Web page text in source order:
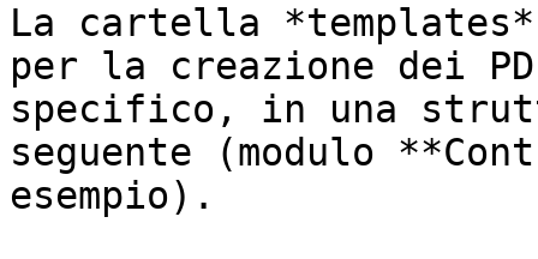
La cartella
per la creazione dei
specifico, in una
seguente (modulo
esempio).